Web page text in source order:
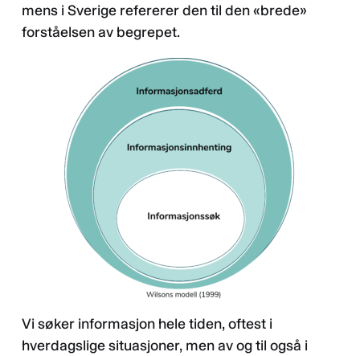
mens i Sverige refererer den til den «brede»
forståelsen av begrepet.
Vi søker informasjon hele tiden, oftest i
hverdagslige situasjoner, men av og til også i